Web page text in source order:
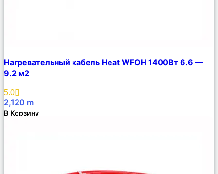
Описание
Избранное
Нагревательный кабель Heat WFOH 1400Вт 6.6 —
9.2 м2
5.0
2,120 m
В Корзину